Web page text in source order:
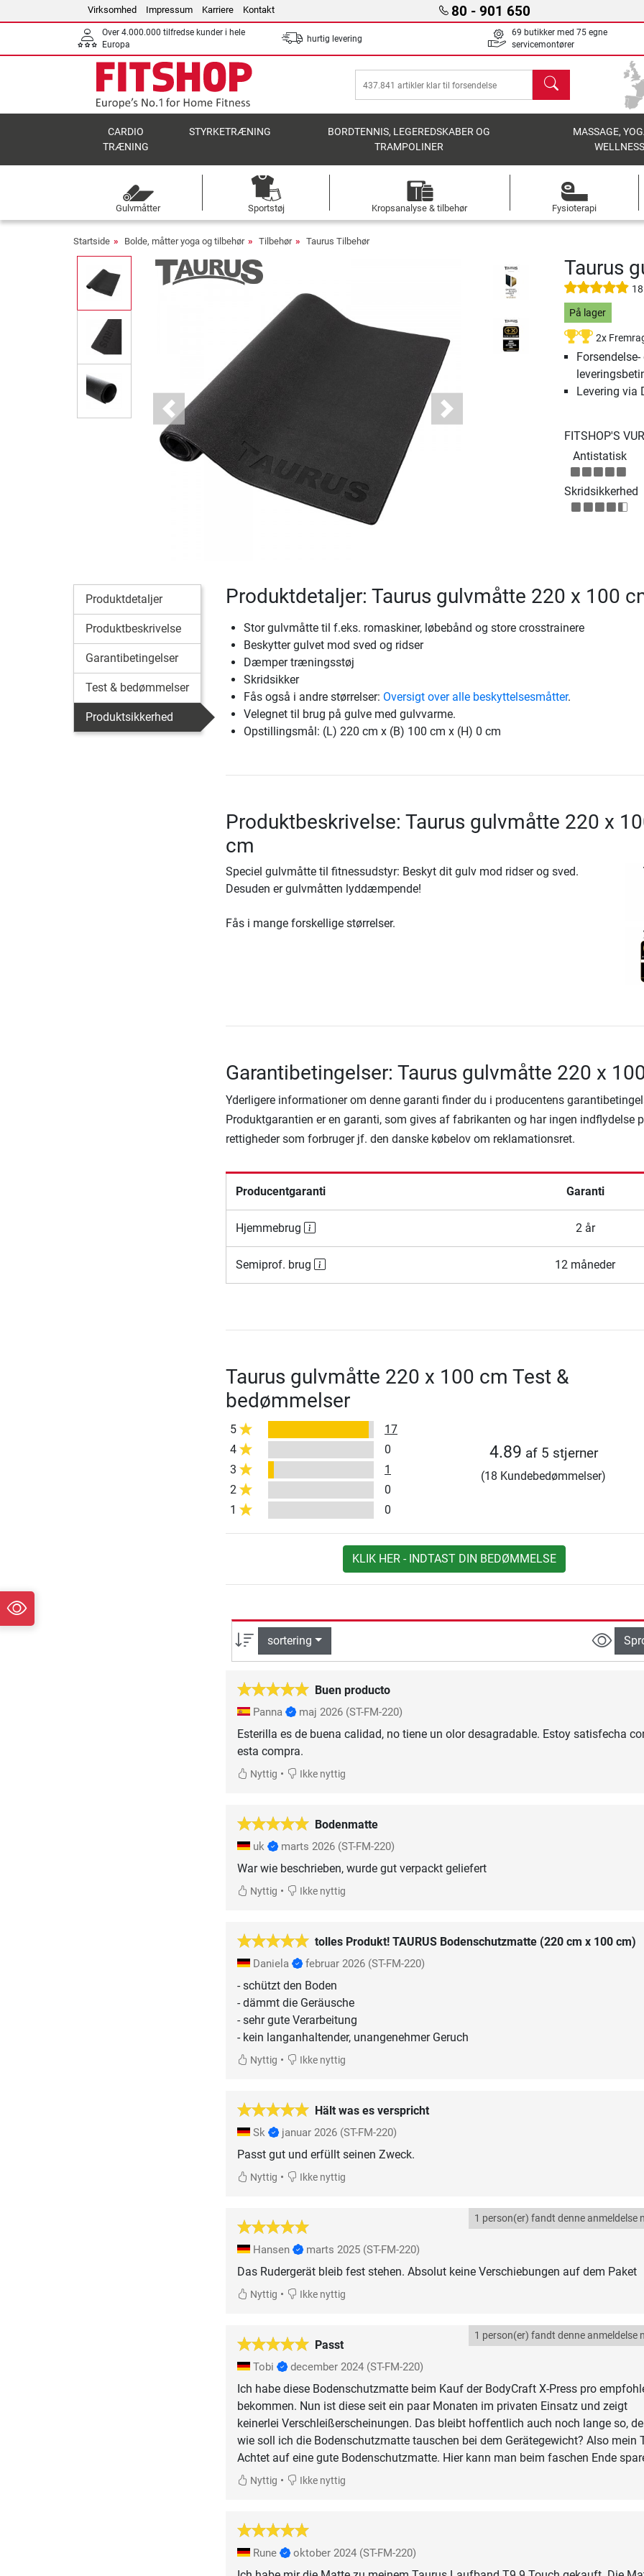
Virksomhed Impressum Karriere Kontakt 80 - 901 650
Over 4.000.000 tilfredse kunder i hele
Europa
hurtig levering
69 butikker med 75 egne
servicemontører
søg
CARDIO
TRÆNING
STYRKETRÆNING
BORDTENNIS, LEGEREDSKABER OG
TRAMPOLINER
MASSAGE,
Gulvmåtter Sportstøj Kropsanalyse & tilbehør Fysioterapi
Startside Bolde, måtter yoga og tilbehør Tilbehør Taurus Tilbehør
Previous Next
Taurus
På lager
2x
Forsendelse-
Levering via
FITSHOP'S
Antistatisk
Skridsikkerhed
Produktdetaljer
Produktbeskrivelse
Garantibetingelser
Test & bedømmelser
Produktsikkerhed
Produktdetaljer: Taurus gulvmåtte 220 x 100
Stor gulvmåtte til f.eks. romaskiner, løbebånd og store crosstrainere
Beskytter gulvet mod sved og ridser
Dæmper træningsstøj
Skridsikker
Fås også i andre størrelser: Oversigt over alle beskyttelsesmåtter.
Velegnet til brug på gulve med gulvvarme.
Opstillingsmål: (L) 220 cm x (B) 100 cm x (H) 0 cm
Produktbeskrivelse: Taurus gulvmåtte 220 x
cm
Speciel gulvmåtte til fitnessudstyr: Beskyt dit gulv mod ridser og sved.
Desuden er gulvmåtten lyddæmpende!
Fås i mange forskellige størrelser.
Garantibetingelser: Taurus gulvmåtte 220 x
Yderligere informationer om denne garanti finder du i producentens
Produktgarantien er en garanti, som gives af fabrikanten og har ingen indflydelse
rettigheder som forbruger jf. den danske købelov om reklamationsret.
Producentgaranti Garanti
Hjemmebrug 2 år
Semiprof. brug 12 måneder
Taurus gulvmåtte 220 x 100 cm Test &
bedømmelser
5
17
4
0
3
1
2
0
1
0
4.89 af 5 stjerner
(18 Kundebedømmelser)
KLIK HER - INDTAST DIN BEDØMMELSE
sortering
Buen producto
Panna maj 2026 (ST-FM-220)
Esterilla es de buena calidad, no tiene un olor desagradable. Estoy satisfecha
esta compra.
Nyttig • Ikke nyttig
Bodenmatte
uk marts 2026 (ST-FM-220)
War wie beschrieben, wurde gut verpackt geliefert
Nyttig • Ikke nyttig
tolles Produkt! TAURUS Bodenschutzmatte (220 cm x 100 cm)
Daniela februar 2026 (ST-FM-220)
- schützt den Boden
- dämmt die Geräusche
- sehr gute Verarbeitung
- kein langanhaltender, unangenehmer Geruch
Nyttig • Ikke nyttig
Hält was es verspricht
Sk januar 2026 (ST-FM-220)
Passt gut und erfüllt seinen Zweck.
Nyttig • Ikke nyttig
1 person(er) fandt denne anmeldelse
Hansen marts 2025 (ST-FM-220)
Das Rudergerät bleib fest stehen. Absolut keine Verschiebungen auf dem Paket
Nyttig • Ikke nyttig
Passt
1 person(er) fandt denne anmeldelse
Tobi december 2024 (ST-FM-220)
Ich habe diese Bodenschutzmatte beim Kauf der BodyCraft X-Press pro
bekommen. Nun ist diese seit ein paar Monaten im privaten Einsatz und zeigt
keinerlei Verschleißerscheinungen. Das bleibt hoffentlich auch noch lange so,
wie soll ich die Bodenschutzmatte tauschen bei dem Gerätegewicht? Also mein
Achtet auf eine gute Bodenschutzmatte. Hier kann man beim faschen Ende
Nyttig • Ikke nyttig
Rune oktober 2024 (ST-FM-220)